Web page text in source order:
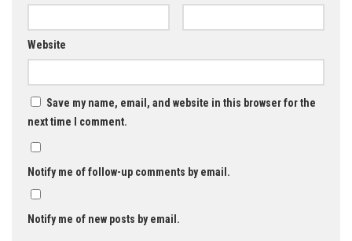
Website
Save my name, email, and website in this browser for the
next time I comment.
Notify me of follow-up comments by email.
Notify me of new posts by email.